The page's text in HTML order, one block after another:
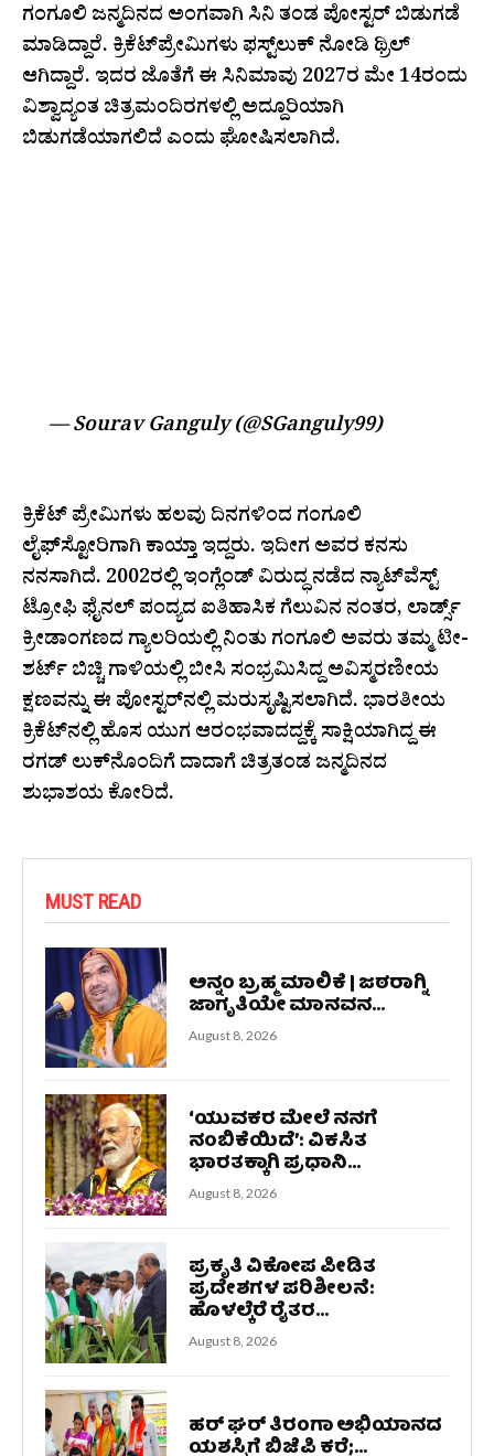
ಗಂಗೂಲಿ ಜನ್ಮದಿನದ ಅಂಗವಾಗಿ ಸಿನಿ ತಂಡ ಪೋಸ್ಟರ್‌ ಬಿಡುಗಡೆ
ಮಾಡಿದ್ದಾರೆ. ಕ್ರಿಕೆಟ್‌ಪ್ರೇಮಿಗಳು ಫಸ್ಟ್‌ಲುಕ್‌ ನೋಡಿ ಥ್ರಿಲ್‌
ಆಗಿದ್ದಾರೆ. ಇದರ ಜೊತೆಗೆ ಈ ಸಿನಿಮಾವು 2027ರ ಮೇ 14ರಂದು
ವಿಶ್ವಾದ್ಯಂತ ಚಿತ್ರಮಂದಿರಗಳಲ್ಲಿ ಅದ್ದೂರಿಯಾಗಿ
ಬಿಡುಗಡೆಯಾಗಲಿದೆ ಎಂದು ಘೋಷಿಸಲಾಗಿದೆ.
— Sourav Ganguly (@SGanguly99)
ಕ್ರಿಕೆಟ್‌ ಪ್ರೇಮಿಗಳು ಹಲವು ದಿನಗಳಿಂದ ಗಂಗೂಲಿ
ಲೈಫ್‌ಸ್ಟೋರಿಗಾಗಿ ಕಾಯ್ತಾ ಇದ್ದರು. ಇದೀಗ ಅವರ ಕನಸು
ನನಸಾಗಿದೆ. 2002ರಲ್ಲಿ ಇಂಗ್ಲೆಂಡ್ ವಿರುದ್ಧ ನಡೆದ ನ್ಯಾಟ್‌ವೆಸ್ಟ್
ಟ್ರೋಫಿ ಫೈನಲ್ ಪಂದ್ಯದ ಐತಿಹಾಸಿಕ ಗೆಲುವಿನ ನಂತರ, ಲಾರ್ಡ್ಸ್
ಕ್ರೀಡಾಂಗಣದ ಗ್ಯಾಲರಿಯಲ್ಲಿ ನಿಂತು ಗಂಗೂಲಿ ಅವರು ತಮ್ಮ ಟೀ-
ಶರ್ಟ್ ಬಿಚ್ಚಿ ಗಾಳಿಯಲ್ಲಿ ಬೀಸಿ ಸಂಭ್ರಮಿಸಿದ್ದ ಅವಿಸ್ಮರಣೀಯ
ಕ್ಷಣವನ್ನು ಈ ಪೋಸ್ಟರ್‌ನಲ್ಲಿ ಮರುಸೃಷ್ಟಿಸಲಾಗಿದೆ. ಭಾರತೀಯ
ಕ್ರಿಕೆಟ್‌ನಲ್ಲಿ ಹೊಸ ಯುಗ ಆರಂಭವಾದದ್ದಕ್ಕೆ ಸಾಕ್ಷಿಯಾಗಿದ್ದ ಈ
ರಗಡ್ ಲುಕ್‌ನೊಂದಿಗೆ ದಾದಾಗೆ ಚಿತ್ರತಂಡ ಜನ್ಮದಿನದ
ಶುಭಾಶಯ ಕೋರಿದೆ.
MUST READ
ಅನ್ನಂ ಬ್ರಹ್ಮ ಮಾಲಿಕೆ | ಜಠರಾಗ್ನಿ
ಜಾಗೃತಿಯೇ ಮಾನವನ...
August 8, 2026
‘ಯುವಕರ ಮೇಲೆ ನನಗೆ
ನಂಬಿಕೆಯಿದೆ’: ವಿಕಸಿತ
ಭಾರತಕ್ಕಾಗಿ ಪ್ರಧಾನಿ...
August 8, 2026
ಪ್ರಕೃತಿ ವಿಕೋಪ ಪೀಡಿತ
ಪ್ರದೇಶಗಳ ಪರಿಶೀಲನೆ:
ಹೊಳಲ್ಕೆರೆ ರೈತರ...
August 8, 2026
ಹರ್ ಘರ್ ತಿರಂಗಾ ಅಭಿಯಾನದ
ಯಶಸ್ಸಿಗೆ ಬಿಜೆಪಿ ಕರೆ;...